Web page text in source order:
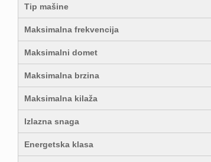
Tip mašine
Maksimalna frekvencija
Maksimalni domet
Maksimalna brzina
Maksimalna kilaža
Izlazna snaga
Energetska klasa